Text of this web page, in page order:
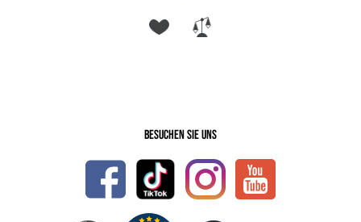
Besuchen Sie uns